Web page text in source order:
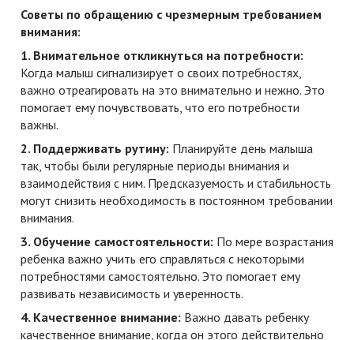
Советы по обращению с чрезмерным требованием
внимания:
1. Внимательное откликнуться на потребности:
Когда малыш сигнализирует о своих потребностях,
важно отреагировать на это внимательно и нежно. Это
помогает ему почувствовать, что его потребности
важны.
2. Поддерживать рутину: Планируйте день малыша
так, чтобы были регулярные периоды внимания и
взаимодействия с ним. Предсказуемость и стабильность
могут снизить необходимость в постоянном требовании
внимания.
3. Обучение самостоятельности: По мере возрастания
ребенка важно учить его справляться с некоторыми
потребностями самостоятельно. Это помогает ему
развивать независимость и уверенность.
4. Качественное внимание: Важно давать ребенку
качественное внимание, когда он этого действительно